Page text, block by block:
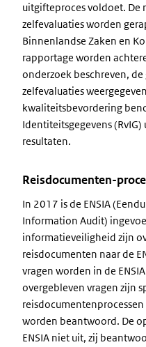
uitgifteproces voldoet. De
zelfevaluaties worden
Binnenlandse Zaken en
rapportage worden
onderzoek beschreven,
zelfevaluaties
kwaliteitsbevordering
Identiteitsgegevens
resultaten.
Reisdocumenten-
In 2017 is de ENSIA
Information Audit)
informatieveiligheid zijn
reisdocumenten naar de
vragen worden in de
overgebleven vragen zijn
worden beantwoord. De
ENSIA niet uit, zij